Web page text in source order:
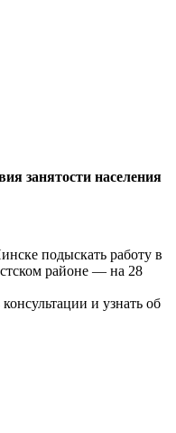
занятости населения
подыскать работу в
районе — на 28
и узнать об